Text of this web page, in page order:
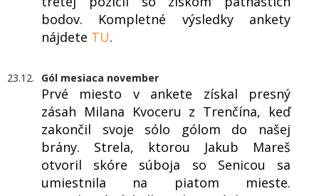
bodov. Kompletné výsledky ankety
nájdete TU.
23.12. Gól mesiaca november
Prvé miesto v ankete získal presný
zásah Milana Kvoceru z Trenčína, keď
zakončil svoje sólo gólom do našej
brány. Strela, ktorou Jakub Mareš
otvoril skóre súboja so Senicou sa
umiestnila na piatom mieste.